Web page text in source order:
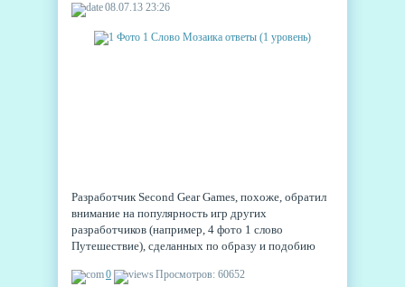
08.07.13 23:26
Разработчик Second Gear Games, похоже, обратил
внимание на популярность игр других
разработчиков (например, 4 фото 1 слово
Путешествие), сделанных по образу и подобию
решил выпустить ещё одну игру с таким
0 Просмотров: 60652